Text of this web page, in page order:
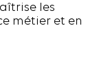
les
métier et en